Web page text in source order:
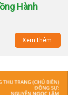
Hành
Xem thêm